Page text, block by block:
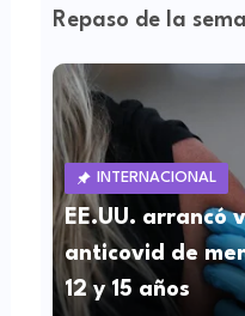
Repaso de la
INTERNACIONAL
EE.UU. arrancó
anticovid de
12 y 15 años